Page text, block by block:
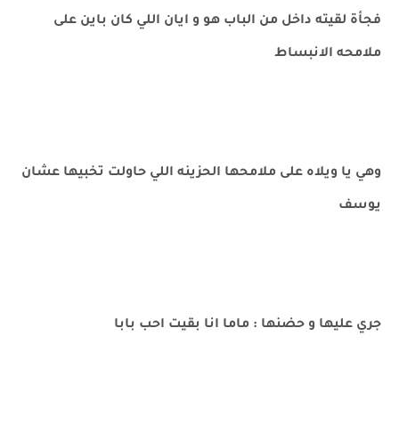
فجأة لقيته داخل من الباب هو و ايان اللي كان باين على
ملامحه الانبساط
وهي يا ويلاه على ملامحها الحزينه اللي حاولت تخبيها عشان
يوسف
جري عليها و حضنها : ماما انا بقيت احب بابا